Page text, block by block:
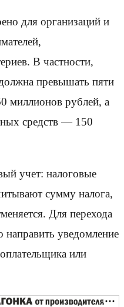
для организаций и
В частности,
превышать пяти
миллионов рублей, а
средств — 150
учет: налоговые
сумму налога,
Для перехода
уведомление
или